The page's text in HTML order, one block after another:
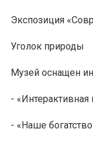
Экспозиция
Уголок природы
Музей оснащен
- «Интерактивная
- «Наше